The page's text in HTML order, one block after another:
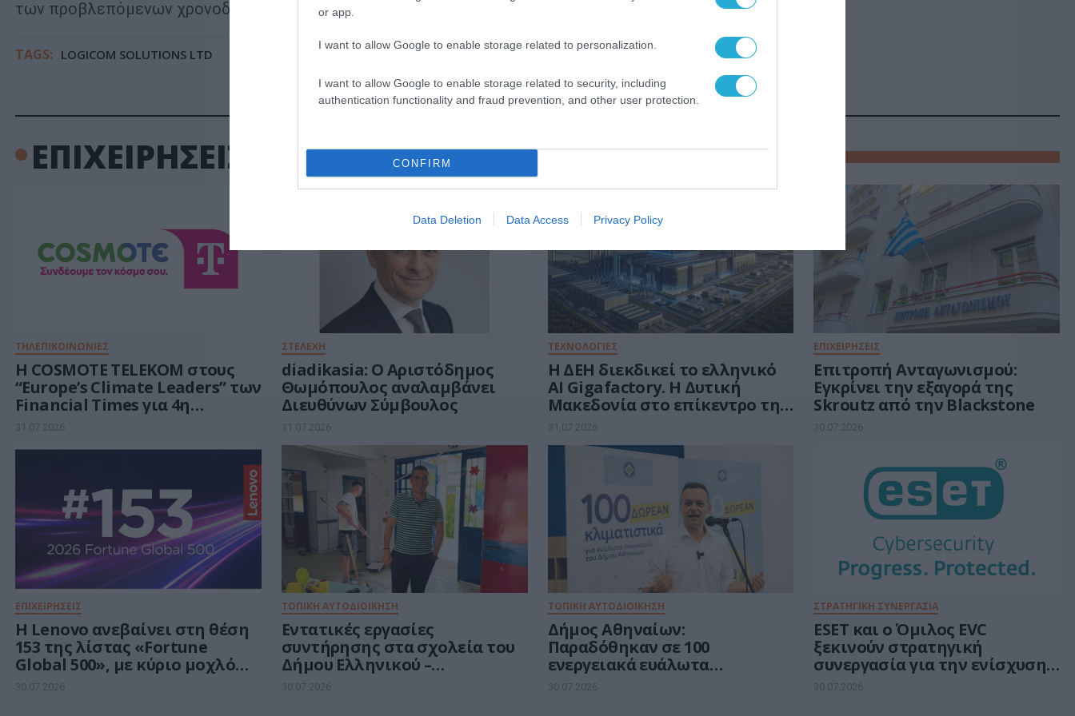
or app.
I want to allow Google to enable storage related to personalization.
I want to allow Google to enable storage related to security, including
authentication functionality and fraud prevention, and other user protection.
CONFIRM
Data Deletion Data Access Privacy Policy
των προβλεπόμενων χρονοδιαγραμμάτων.
TAGS: LOGICOM SOLUTIONS LTD
ΕΠΙΧΕΙΡΗΣΕΙΣ
ΤΗΛΕΠΙΚΟΙΝΩΝΙΕΣ
Η COSMOTE TELEKOM στους
“Europe’s Climate Leaders” των
Financial Times για 4η
συνεχόμενη χρονιά
31.07.2026
ΣΤΕΛΕΧΗ
diadikasia: Ο Αριστόδημος
Θωμόπουλος αναλαμβάνει
Διευθύνων Σύμβουλος
31.07.2026
ΤΕΧΝΟΛΟΓΙΕΣ
Η ΔΕΗ διεκδικεί το ελληνικό
AI Gigafactory. Η Δυτική
Μακεδονία στο επίκεντρο της
ευρωπαϊκής μάχης των 30 δισ.
ευρώ για την Τεχνητή
Νοημοσύνη
31.07.2026
ΕΠΙΧΕΙΡΗΣΕΙΣ
Επιτροπή Ανταγωνισμού:
Εγκρίνει την εξαγορά της
Skroutz από την Blackstone
30.07.2026
ΕΠΙΧΕΙΡΗΣΕΙΣ
Η Lenovo ανεβαίνει στη θέση
153 της λίστας «Fortune
Global 500», με κύριο μοχλό
ανάπτυξης την Τεχνητή
30.07.2026
ΤΟΠΙΚΗ ΑΥΤΟΔΙΟΙΚΗΣΗ
Εντατικές εργασίες
συντήρησης στα σχολεία του
Δήμου Ελληνικού –
Αργυρούπολης
30.07.2026
ΤΟΠΙΚΗ ΑΥΤΟΔΙΟΙΚΗΣΗ
Δήμος Αθηναίων:
Παραδόθηκαν σε 100
ενεργειακά ευάλωτα
νοικοκυριά τα vouchers για
30.07.2026
ΣΤΡΑΤΗΓΙΚΗ ΣΥΝΕΡΓΑΣΙΑ
ESET και ο Όμιλος EVC
ξεκινούν στρατηγική
συνεργασία για την ενίσχυση
της ανθεκτικότητας της
30.07.2026